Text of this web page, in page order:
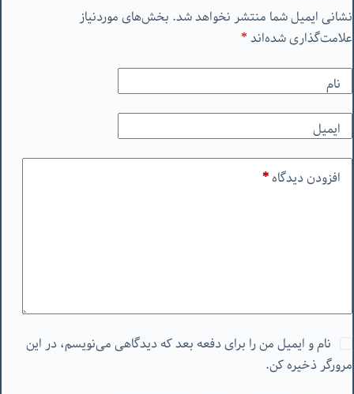
نشانی ایمیل شما منتشر نخواهد شد. بخش‌های موردنیاز
علامت‌گذاری شده‌اند*
نام
ایمیل
افزودن دیدگاه*
نام و ایمیل من را برای دفعه بعد که دیدگاهی می‌نویسم، در این
مرورگر ذخیره کن.